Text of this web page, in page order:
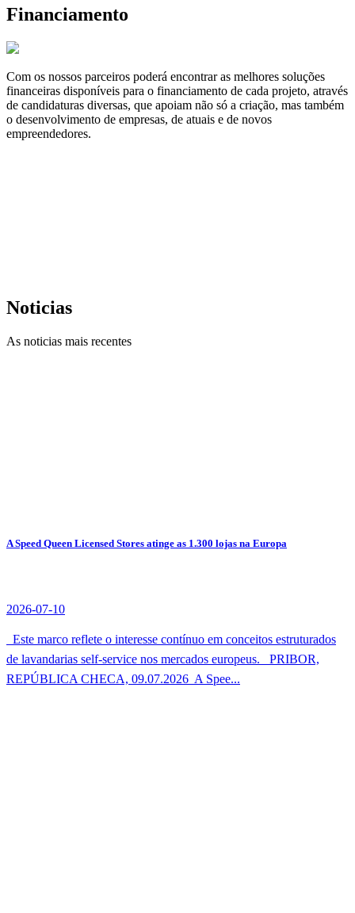
Financiamento
Com os nossos parceiros poderá encontrar as melhores soluções
financeiras disponíveis para o financiamento de cada projeto, através
de candidaturas diversas, que apoiam não só a criação, mas também
o desenvolvimento de empresas, de atuais e de novos
empreendedores.
Noticias
As noticias mais recentes
A Speed Queen Licensed Stores atinge as 1.300 lojas na Europa
2026-07-10
Este marco reflete o interesse contínuo em conceitos estruturados
de lavandarias self-service nos mercados europeus. PRIBOR,
REPÚBLICA CHECA, 09.07.2026  A Spee...